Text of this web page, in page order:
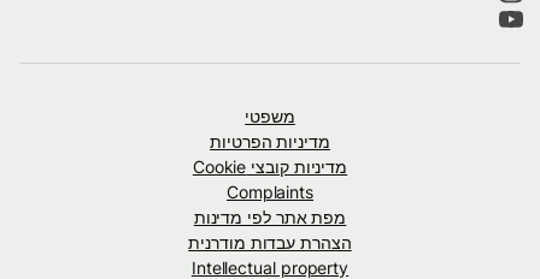
משפטי
מדיניות הפרטיות
מדיניות קובצי Cookie
Complaints
מפת אתר לפי מדינות
הצהרת עבדות מודרנית
Intellectual property